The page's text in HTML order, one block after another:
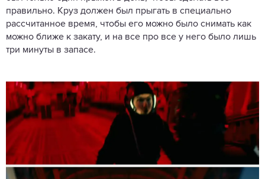
правильно. Круз должен был прыгать в специально
рассчитанное время, чтобы его можно было снимать как
можно ближе к закату, и на все про все у него было лишь
три минуты в запасе.